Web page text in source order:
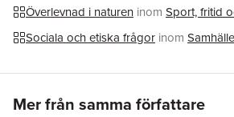
Överlevnad i naturen inom Sport, fritid
Sociala och etiska frågor inom
Mer från samma författare